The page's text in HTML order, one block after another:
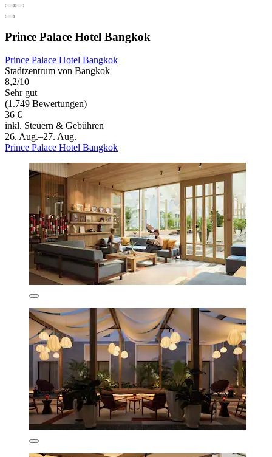
Prince Palace Hotel Bangkok
Prince Palace Hotel Bangkok
Stadtzentrum von Bangkok
8,2/10
Sehr gut
(1.749 Bewertungen)
36 €
inkl. Steuern & Gebühren
26. Aug.–27. Aug.
Prince Palace Hotel Bangkok